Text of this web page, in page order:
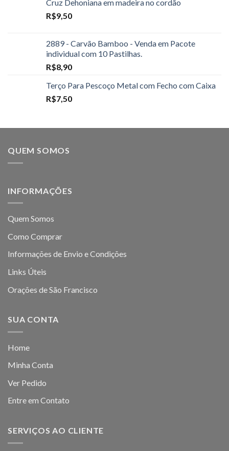
Cruz Dehoniana em madeira no cordão
R$9,50
2889 - Carvão Bamboo - Venda em Pacote
individual com 10 Pastilhas.
R$8,90
Terço Para Pescoço Metal com Fecho com Caixa
R$7,50
QUEM SOMOS
INFORMAÇÕES
Quem Somos
Como Comprar
Informações de Envio e Condições
Links Úteis
Orações de São Francisco
SUA CONTA
Home
Minha Conta
Ver Pedido
Entre em Contato
SERVIÇOS AO CLIENTE